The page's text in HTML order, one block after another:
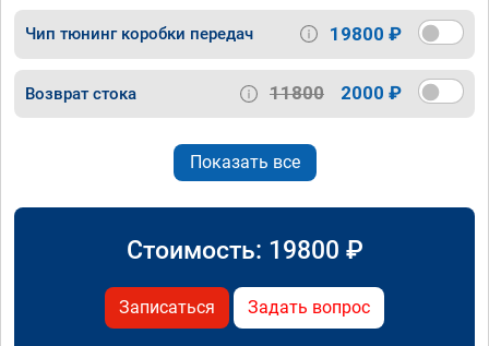
Чип тюнинг коробки передач 19800 ₽
Возврат стока 11800 2000 ₽
Показать все
Стоимость: 19800 ₽
Записаться Задать вопрос